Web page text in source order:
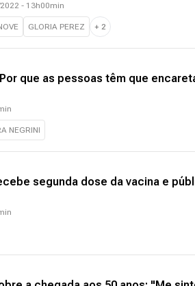
- 13h00min
GLORIA PEREZ + 2
que as pessoas têm que
NEGRINI
segunda dose da vacina e